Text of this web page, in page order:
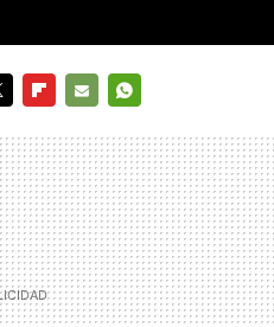
MAIL